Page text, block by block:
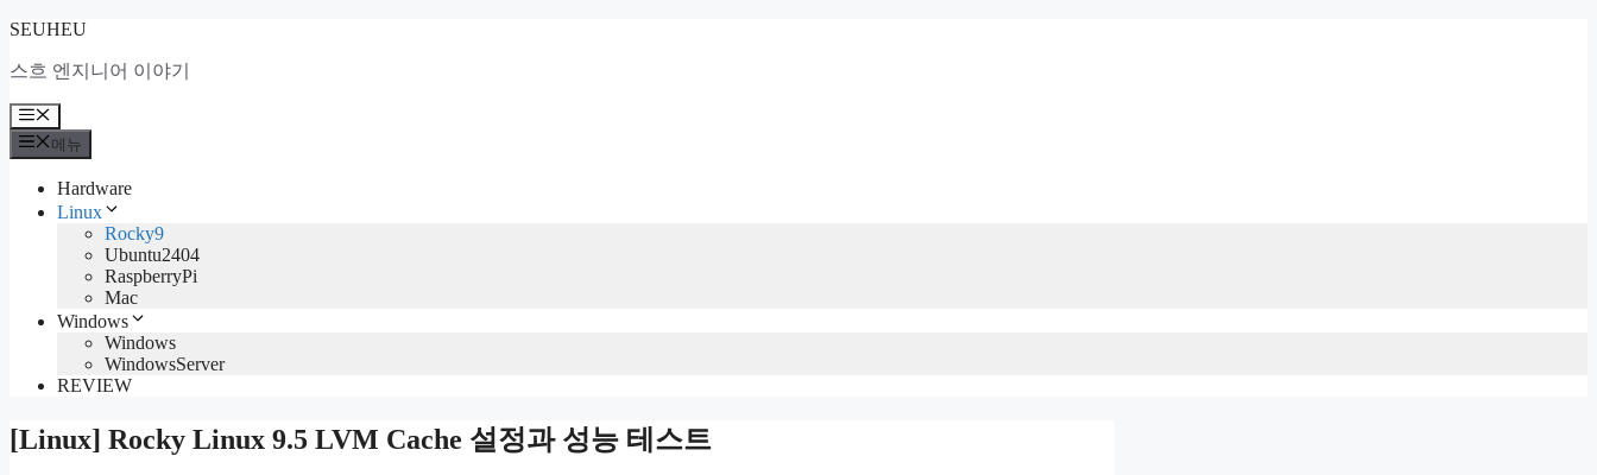
컨
츠
로
건
너
SEUHEU
스흐 엔지니어 이야기
메
뉴
메뉴
Hardware
Linux
Rocky9
Ubuntu2404
RaspberryPi
Mac
Windows
Windows
WindowsServer
REVIEW
[Linux] Rocky Linux 9.5 LVM Cache 설정과 성능 테스트